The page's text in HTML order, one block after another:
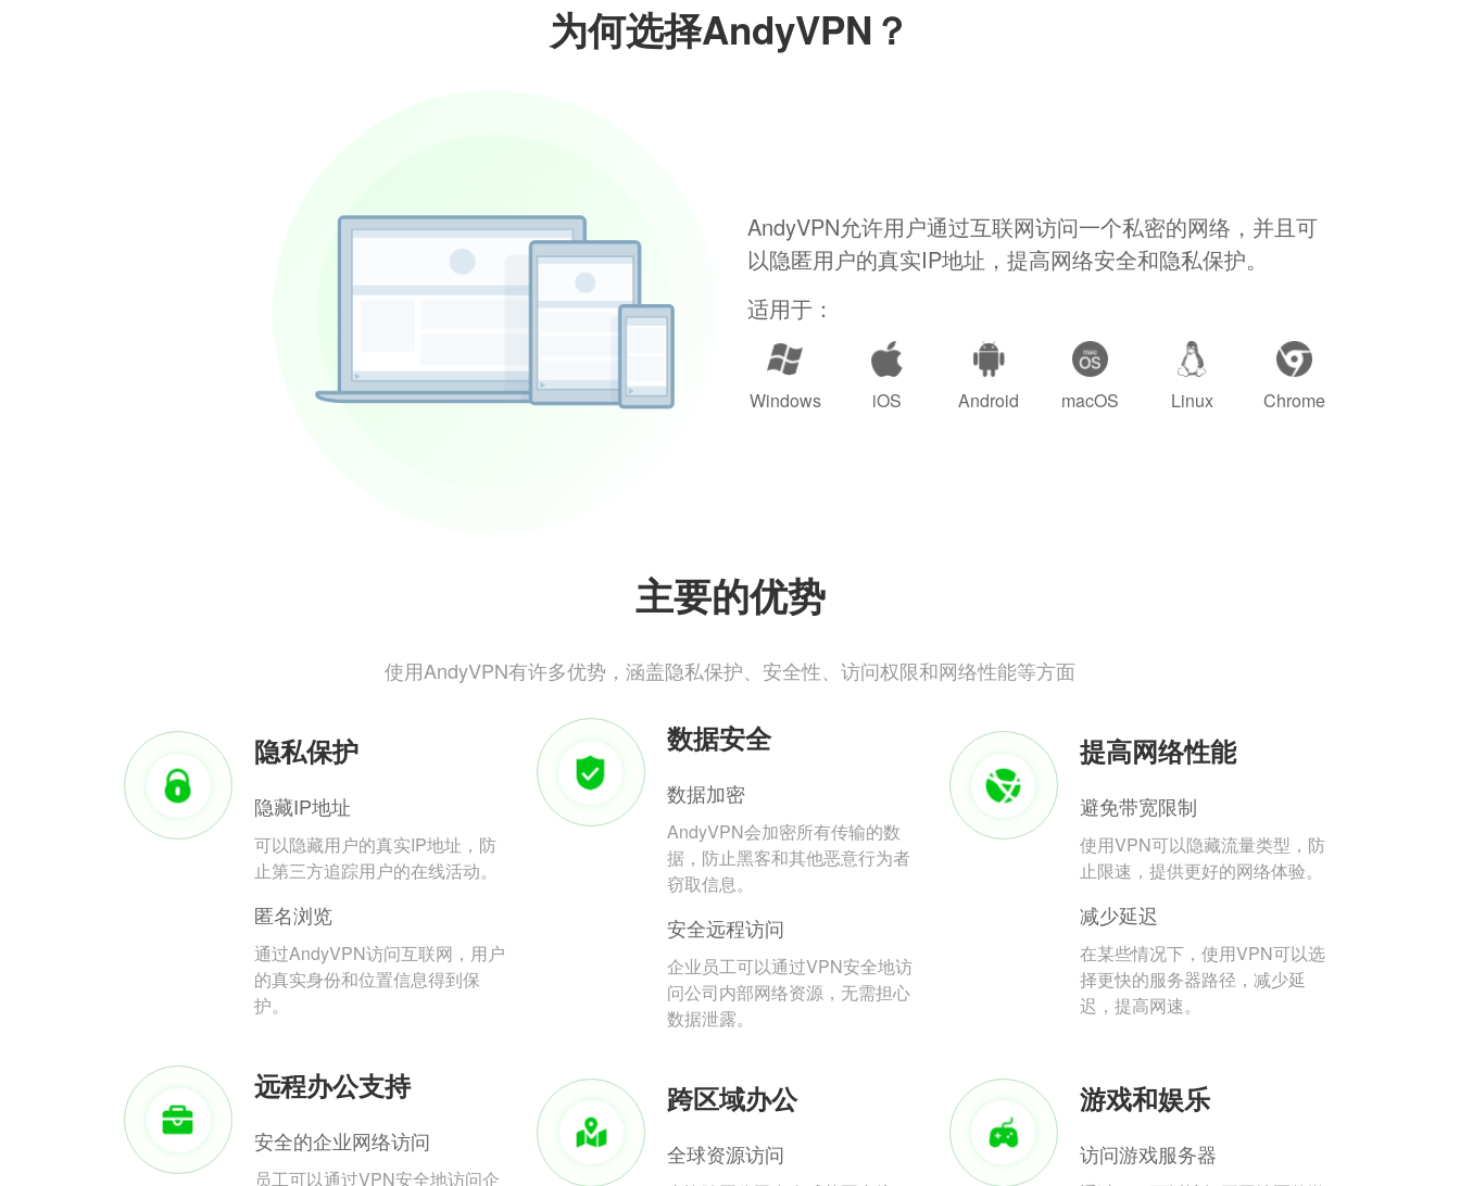
为何选择AndyVPN？
AndyVPN允许用户通过互联网访问一个私密的网络，并且可
以隐匿用户的真实IP地址，提高网络安全和隐私保护。
适用于：
Windows iOS Android macOS Linux Chrome
主要的优势
使用AndyVPN有许多优势，涵盖隐私保护、安全性、访问权限和网络性能等方面
隐私保护
隐藏IP地址
可以隐藏用户的真实IP地址，防
止第三方追踪用户的在线活动。
匿名浏览
通过AndyVPN访问互联网，用户
的真实身份和位置信息得到保
护。
数据安全
数据加密
AndyVPN会加密所有传输的数
据，防止黑客和其他恶意行为者
窃取信息。
安全远程访问
企业员工可以通过VPN安全地访
问公司内部网络资源，无需担心
数据泄露。
提高网络性能
避免带宽限制
使用VPN可以隐藏流量类型，防
止限速，提供更好的网络体验。
减少延迟
在某些情况下，使用VPN可以选
择更快的服务器路径，减少延
迟，提高网速。
远程办公支持
安全的企业网络访问
员工可以通过VPN安全地访问企
跨区域办公
全球资源访问
游戏和娱乐
访问游戏服务器